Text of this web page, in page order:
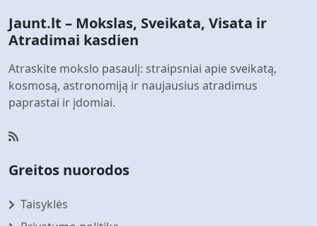
Jaunt.lt – Mokslas, Sveikata, Visata ir
Atradimai kasdien
Atraskite mokslo pasaulį: straipsniai apie sveikatą,
kosmosą, astronomiją ir naujausius atradimus
paprastai ir įdomiai.
Greitos nuorodos
Taisyklės